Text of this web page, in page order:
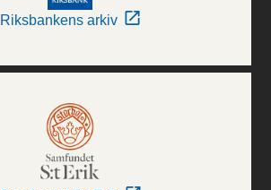
Riksbankens arkiv